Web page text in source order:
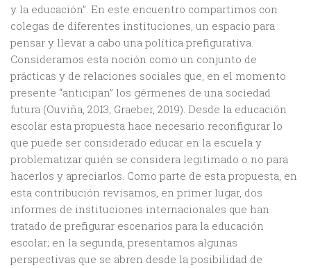
y la educación”. En este encuentro compartimos con
colegas de diferentes instituciones, un espacio para
pensar y llevar a cabo una política prefigurativa.
Consideramos esta noción como un conjunto de
prácticas y de relaciones sociales que, en el momento
presente “anticipan” los gérmenes de una sociedad
futura (Ouviña, 2013; Graeber, 2019). Desde la educación
escolar esta propuesta hace necesario reconfigurar lo
que puede ser considerado educar en la escuela y
problematizar quién se considera legitimado o no para
hacerlos y apreciarlos. Como parte de esta propuesta, en
esta contribución revisamos, en primer lugar, dos
informes de instituciones internacionales que han
tratado de prefigurar escenarios para la educación
escolar; en la segunda, presentamos algunas
perspectivas que se abren desde la posibilidad de